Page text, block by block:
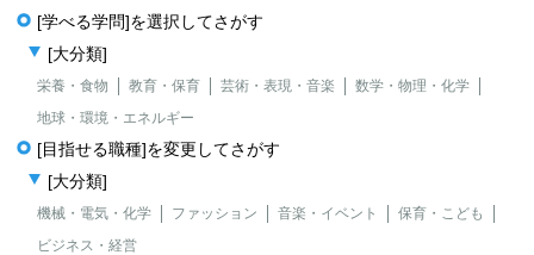
[学べる学問]を選択してさがす
[大分類]
栄養・食物 教育・保育 芸術・表現・音楽
数学・物理・化学
地球・環境・エネルギー
[目指せる職種]を変更してさがす
[大分類]
機械・電気・化学 ファッション 音楽・イベント
保育・こども
ビジネス・経営